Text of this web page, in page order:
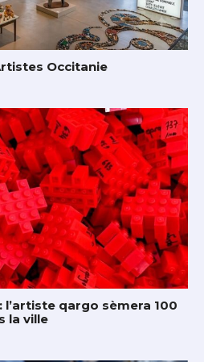
Occitanie
qargo sèmera 100
la ville